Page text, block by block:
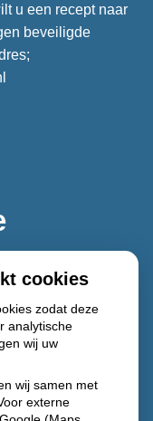
u een recept naar
beveiligde
cookies
zodat deze
analytische
wij uw
wij samen met
externe